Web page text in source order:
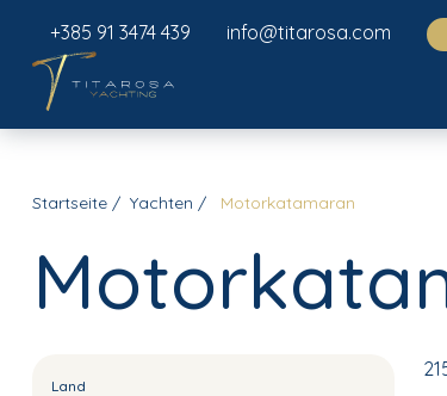
+385 91 3474 439 info@titarosa.com
Startseite Yachten Motorkatamaran
Land